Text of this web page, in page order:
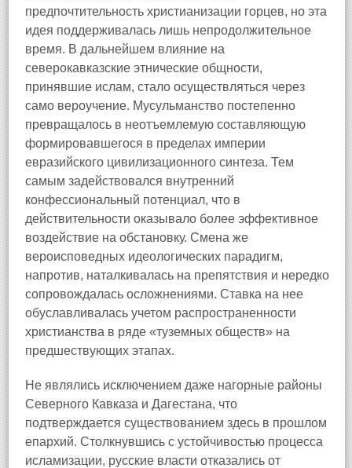
предпочтительность христианизации горцев, но эта
идея поддерживалась лишь непродолжительное
время. В дальнейшем влияние на
северокавказские этнические общности,
принявшие ислам, стало осуществляться через
само вероучение. Мусульманство постепенно
превращалось в неотъемлемую составляющую
формировавшегося в пределах империи
евразийского цивилизационного синтеза. Тем
самым задействовался внутренний
конфессиональный потенциал, что в
действительности оказывало более эффективное
воздействие на обстановку. Смена же
вероисповедных идеологических парадигм,
напротив, наталкивалась на препятствия и нередко
сопровождалась осложнениями. Ставка на нее
обуславливалась учетом распространенности
христианства в ряде «туземных обществ» на
предшествующих этапах.
Не являлись исключением даже нагорные районы
Северного Кавказа и Дагестана, что
подтверждается существованием здесь в прошлом
епархий. Столкнувшись с устойчивостью процесса
исламизации, русские власти отказались от